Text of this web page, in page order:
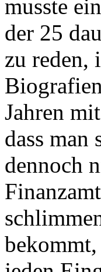
musste
der 25
zu reden,
Jahren
dass man
dennoch